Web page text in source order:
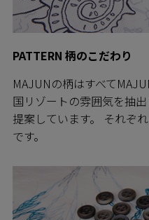
PATTERN 柄のこだわり
MAJUNの柄はすべて
国リゾートの雰囲気を抽
提案しています。 それぞ
です。